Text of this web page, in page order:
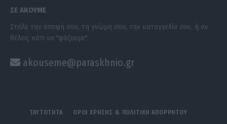
ΣΕ ΑΚΟΥΜΕ
Στείλε την άποψή σου, τη γνώμη σου, την καταγγελία σου, ή αν
θέλεις κάτι να "ψάξουμε".
akouseme@paraskhnio.gr
ΤΑΥΤΟΤΗΤΑ ΟΡΟΙ ΧΡΗΣΗΣ & ΠΟΛΙΤΙΚΗ ΑΠΟΡΡΗΤΟΥ